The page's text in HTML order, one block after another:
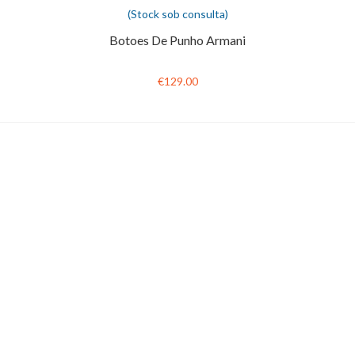
(Stock sob consulta)
Botoes De Punho Armani
€129.00